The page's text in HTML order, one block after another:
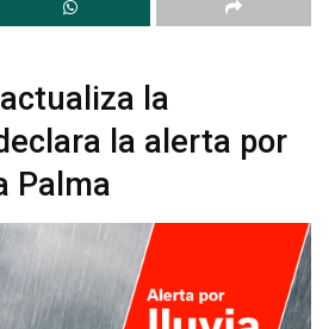
la
la alerta por
Palma